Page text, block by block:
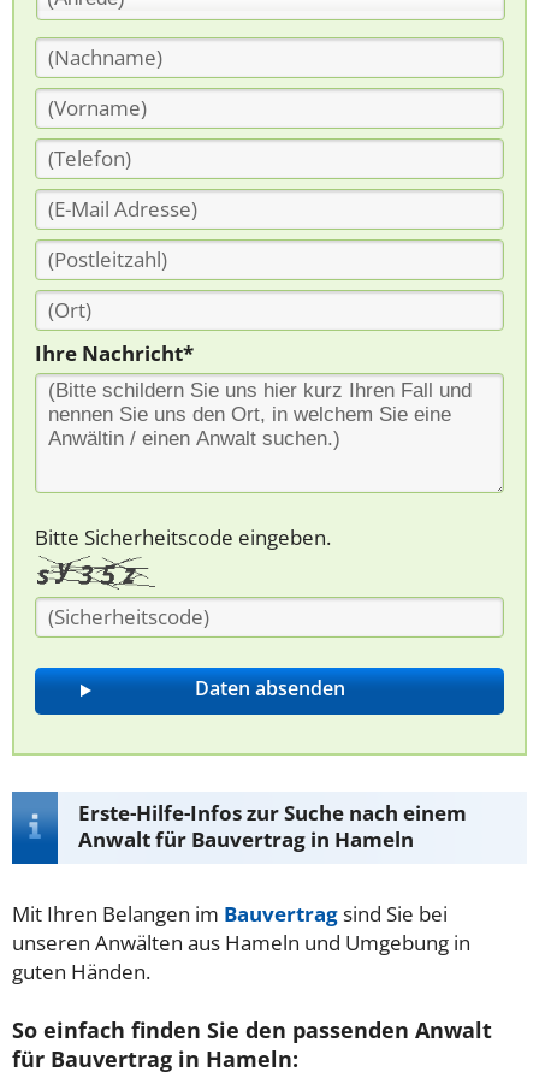
Ihre Nachricht*
Bitte Sicherheitscode eingeben.
Erste-Hilfe-Infos zur Suche nach einem
Anwalt für Bauvertrag in Hameln
Mit Ihren Belangen im Bauvertragsind Sie bei
unseren Anwälten aus Hameln und Umgebung in
guten Händen.
So einfach finden Sie den passenden Anwalt
für Bauvertrag in Hameln: